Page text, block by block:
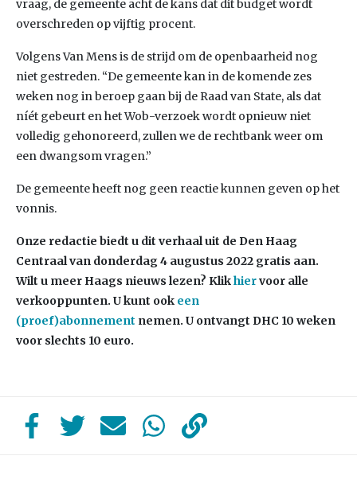
vraag, de gemeente acht de kans dat dit budget wordt
overschreden op vijftig procent.
Volgens Van Mens is de strijd om de openbaarheid nog
niet gestreden. “De gemeente kan in de komende zes
weken nog in beroep gaan bij de Raad van State, als dat
níét gebeurt en het Wob-verzoek wordt opnieuw niet
volledig gehonoreerd, zullen we de rechtbank weer om
een dwangsom vragen.”
De gemeente heeft nog geen reactie kunnen geven op het
vonnis.
Onze redactie biedt u dit verhaal uit de Den Haag
Centraal van donderdag 4 augustus 2022 gratis aan.
Wilt u meer Haags nieuws lezen? Klikhiervoor alle
verkooppunten. U kunt ook een
(proef)abonnement nemen. U ontvangt DHC 10 weken
voor slechts 10 euro.